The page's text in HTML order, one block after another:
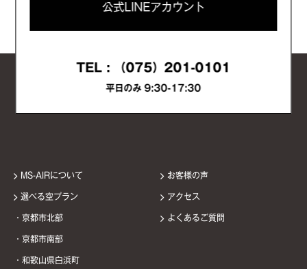
公式LINEアカウント
TEL : （075）201-0101
平日のみ 9:30-17:30
MS-AIRについて
選べる空プラン
・京都市北部
・京都市南部
・和歌山県白浜町
お客様の声
アクセス
よくあるご質問